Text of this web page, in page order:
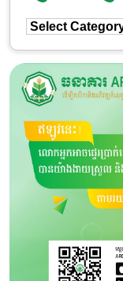
ជ្រើសរើស
ប្រភេទ